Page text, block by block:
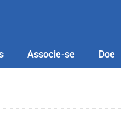
Associe-se Doe